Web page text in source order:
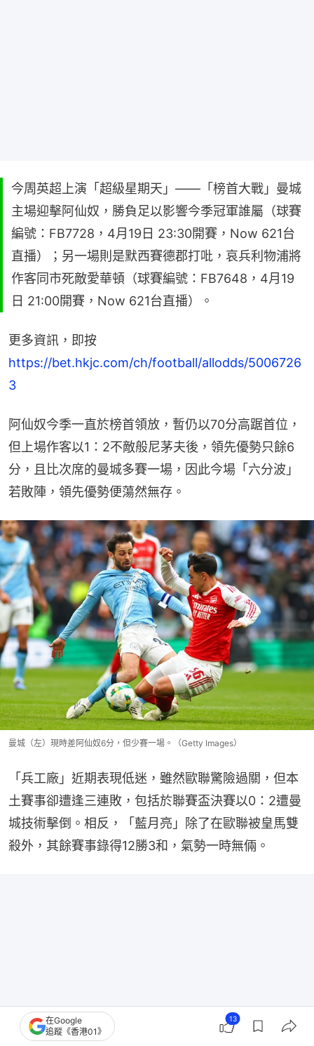
今周英超上演「超級星期天」——「榜首大戰」曼城
主場迎擊阿仙奴，勝負足以影響今季冠軍誰屬（球賽
編號：FB7728，4月19日 23:30開賽，Now 621台
直播）；另一場則是默西賽德郡打吡，哀兵利物浦將
作客同市死敵愛華頓（球賽編號：FB7648，4月19
日 21:00開賽，Now 621台直播）。
https://bet.hkjc.com/ch/football/allodds/5006726
3
阿仙奴今季一直於榜首領放，暫仍以70分高踞首位，
但上場作客以1：2不敵般尼茅夫後，領先優勢只餘6
分，且比次席的曼城多賽一場，因此今場「六分波」
若敗陣，領先優勢便蕩然無存。
曼城（左）現時差阿仙奴6分，但少賽一場。（Getty Images）
「兵工廠」近期表現低迷，雖然歐聯驚險過關，但本
土賽事卻遭逢三連敗，包括於聯賽盃決賽以0：2遭曼
城技術擊倒。相反，「藍月亮」除了在歐聯被皇馬雙
殺外，其餘賽事錄得12勝3和，氣勢一時無倆。
在Google
追蹤《香港01》
13